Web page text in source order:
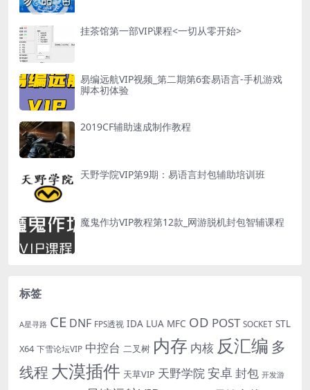
挂茶馆第一部VIP课程<一切从零开始>
易编远航VIP视频_第二期第6套易语言-手机游戏
脚本初体验
2019CF辅助速成制作教程
天野学院VIP第9期：易语言封包辅助培训班
魔鬼作坊VIP教程第12款_网游脱机封包智辅课程
标签
A星寻路 CE DNF FPS透视 IDA LUA MFC OD POST SOCKET STL
X64 下雪论坛VIP 中控台 二叉树 内存 内核 反汇编 多
线程 大漠插件 天草VIP 天野学院安卓封包 开发游